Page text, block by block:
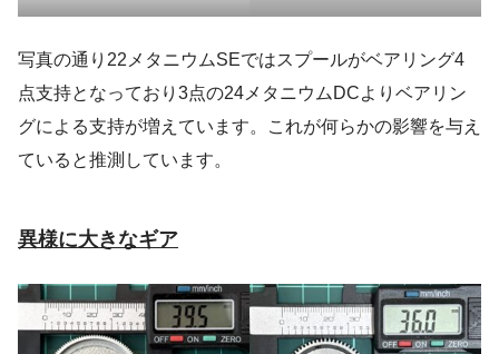
写真の通り22メタニウムSEではスプールがベアリング4
点支持となっており3点の24メタニウムDCよりベアリン
グによる支持が増えています。これが何らかの影響を与え
ていると推測しています。
異様に大きなギア